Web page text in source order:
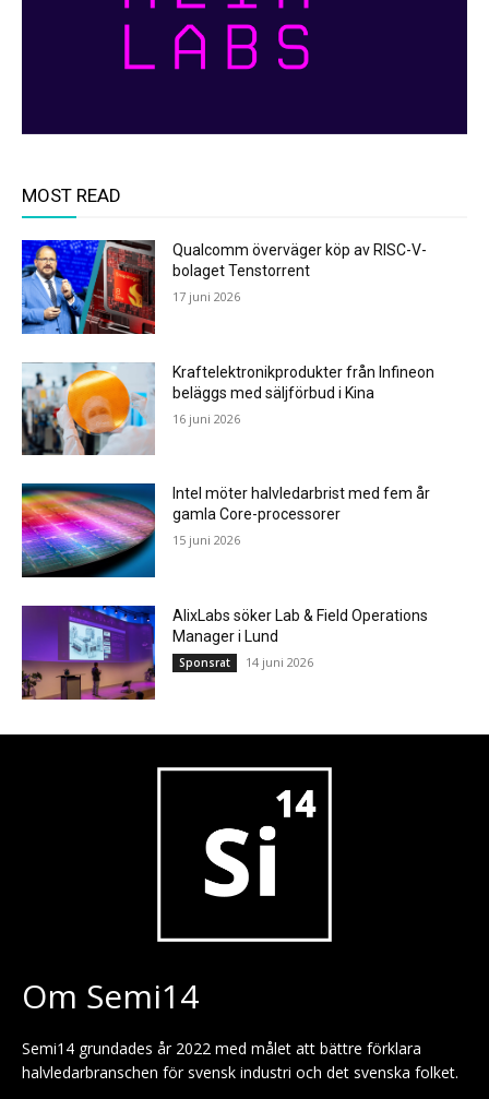
MOST READ
Qualcomm överväger köp av RISC-V-
bolaget Tenstorrent
17 juni 2026
Kraftelektronikprodukter från Infineon
beläggs med säljförbud i Kina
16 juni 2026
Intel möter halvledarbrist med fem år
gamla Core-processorer
15 juni 2026
AlixLabs söker Lab & Field Operations
Manager i Lund
Sponsrat 14 juni 2026
Om Semi14
Semi14 grundades år 2022 med målet att bättre förklara
halvledarbranschen för svensk industri och det svenska folket.